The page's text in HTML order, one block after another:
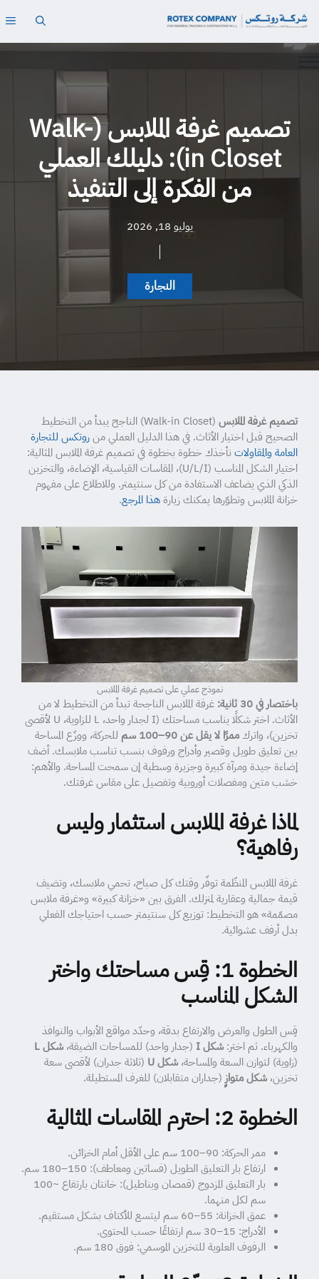
تصميم غرفة الملابس (Walk-
in Closet): دليلك العملي
من الفكرة إلى التنفيذ
يوليو 18, 2026
النجارة
تصميم غرفة الملابس
(Walk-in Closet) الناجح يبدأ من التخطيط
الصحيح قبل اختيار الأثاث. في هذا الدليل العملي منروتكس للتجارة
العامة والمقاولات نأخذك خطوة بخطوة في تصميم غرفة الملابس المثالية:
اختيار الشكل المناسب (U/L/I)، المقاسات القياسية، الإضاءة، والتخزين
الذكي الذي يضاعف الاستفادة من كل سنتيمتر. وللاطلاع على مفهوم
خزانة الملابس وتطوّرها يمكنك زيارةهذا المرجع.
نموذج عملي على تصميم غرفة الملابس
باختصار في 30 ثانية:
غرفة الملابس الناجحة تبدأ من التخطيط لا من
الأثاث. اختر شكلًا يناسب مساحتك (I لجدار واحد، L للزاوية، U لأقصى
تخزين)، واتركممرًا لا يقل عن 90–100 سم
للحركة، ووزّع المساحة
بين تعليق طويل وقصير وأدراج ورفوف بنسب تناسب ملابسك. أضف
إضاءة جيدة ومرآة كبيرة وجزيرة وسطية إن سمحت المساحة. والأهم:
خشب متين ومفصلات أوروبية وتفصيل على مقاس غرفتك.
لماذا غرفة الملابس استثمار وليس
رفاهية؟
غرفة الملابس المنظّمة توفّر وقتك كل صباح، تحمي ملابسك، وتضيف
قيمة جمالية وعقارية لمنزلك. الفرق بين «خزانة كبيرة» و«غرفة ملابس
مصمّمة» هو التخطيط: توزيع كل سنتيمتر حسب احتياجك الفعلي
بدل أرفف عشوائية.
الخطوة 1: قِس مساحتك واختر
الشكل المناسب
قِس الطول والعرض والارتفاع بدقة، وحدّد مواقع الأبواب والنوافذ
والكهرباء. ثم اختر: شكل I (جدار واحد) للمساحات الضيقة، شكل L
(زاوية) لتوازن السعة والمساحة، شكل U
(ثلاثة جدران) لأقصى سعة
تخزين، شكل متوازٍ (جداران متقابلان) للغرف المستطيلة.
الخطوة 2: احترم المقاسات المثالية
ممر الحركة: 90–100 سم على الأقل أمام الخزائن.
ارتفاع بار التعليق الطويل (فساتين ومعاطف): 150–180 سم.
بار التعليق المزدوج (قمصان وبناطيل): خانتان بارتفاع ~100
سم لكل منهما.
عمق الخزانة: 55–60 سم ليتسع للأكتاف بشكل مستقيم.
الأدراج: 15–30 سم ارتفاعًا حسب المحتوى.
الرفوف العلوية للتخزين الموسمي: فوق 180 سم.